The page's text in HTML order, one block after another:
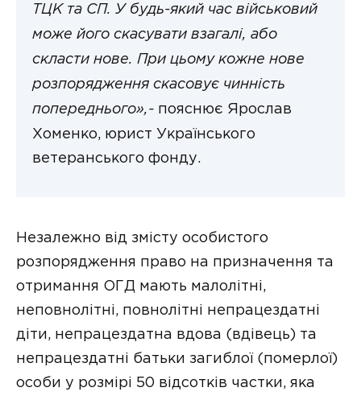
ТЦК та СП. У будь-який час військовий
може його скасувати взагалі, або
скласти нове. При цьому кожне нове
розпорядження скасовує чинність
попереднього»,- пояснює Ярослав
Хоменко, юрист Українського
ветеранського фонду.
Незалежно від змісту особистого
розпорядження право на призначення та
отримання ОГД мають малолітні,
неповнолітні, повнолітні непрацездатні
діти, непрацездатна вдова (вдівець) та
непрацездатні батьки загиблої (померлої)
особи у розмірі 50 відсотків частки, яка